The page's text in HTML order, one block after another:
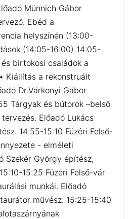
Münnich Gábor
Ebéd a
helyszínén (13:00-
(14:05-16:00) 14:05-
birtokosi családok a
Kiállítás a rekonstruált
Dr.Várkonyi Gábor
Tárgyak és bútorok –belső
Előadó Lukács
14:55-15:10 Füzéri Felső-
- elméleti
Szekér György építész,
15:25 Füzéri Felső-vár
munkái. Előadó
művész. 15:25-15:40